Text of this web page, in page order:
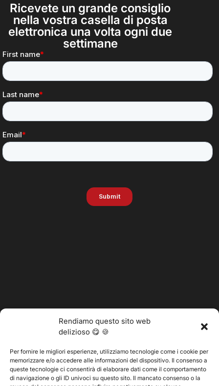
Rendiamo questo sito web
delizioso 😋 🍪
Per fornire le migliori esperienze, utilizziamo tecnologie come i cookie per
memorizzare e/o accedere alle informazioni del dispositivo. Il consenso a
queste tecnologie ci consentirà di elaborare dati come il comportamento
di navigazione o gli ID univoci su questo sito. Il mancato consenso o la
Ricevete un grande consiglio
nella vostra casella di posta
elettronica una volta ogni due
settimane
@2025 Vertitech. Tutti i diritti riservati.